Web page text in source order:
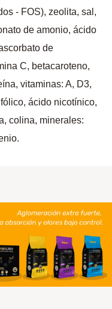
- FOS), zeolita, sal,
de amonio, ácido
de
C, betacaroteno,
vitaminas: A, D3,
ácido nicotínico,
colina, minerales: